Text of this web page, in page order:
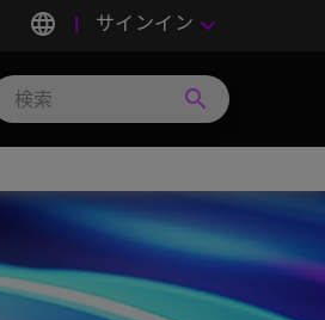
language サインイン keyboard_arrow_down
search